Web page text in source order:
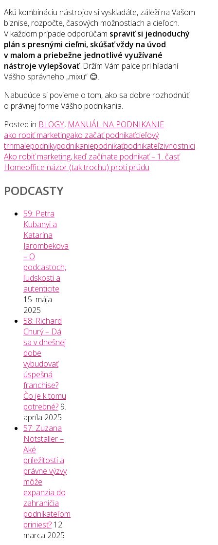
Akú kombináciu nástrojov si vyskladáte, záleží na Vašom
biznise, rozpočte, časových možnostiach a cieľoch.
V každom prípade odporúčam spraviť si jednoduchý
plán s presnými cieľmi, skúšať vždy na úvod
v malom a priebežne jednotlivé využívané
nástroje vylepšovať. Držím Vám palce pri hľadaní
Vášho správneho „mixu“ 😊.
Nabudúce si povieme o tom, ako sa dobre rozhodnúť
o právnej forme Vášho podnikania.
Posted in BLOGY, MANUÁL NA PODNIKANIE
ako robiť marketingako začať podnikaťcieľový
trhmalepodnikypodnikaniepodnikaťpodnikateľzivnostnici
Post
navigation
Ako robiť marketing, keď začínate podnikať – 1. časť
Homeoffice názor (tak trochu) proti prúdu
PODCASTY
59: Petra
Kubanyi a
Katarína
Jarombekova
– O
podcastoch,
ľudskosti a
autenticite
15. mája
2025
58: Richard
Churý – Dá
sa v dnešnej
dobe
vybudovať
úspešná
franchise?
Čo je k tomu
potrebné? 9.
apríla 2025
57: Zuzana
Nötstaller –
Aké
príležitosti a
právne výzvy
môže
expanzia do
zahraničia
podnikateľom
priniesť? 12.
marca 2025